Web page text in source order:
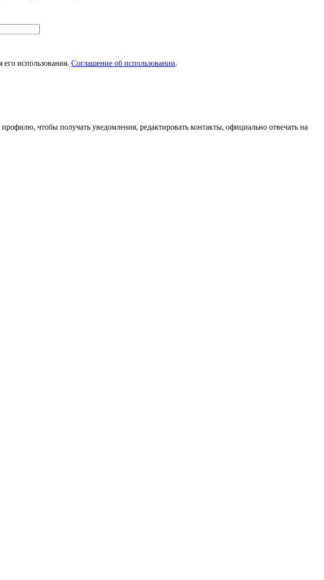
использования. Соглашение об использовании.
чтобы получать уведомления, редактировать контакты, официально отвечать на